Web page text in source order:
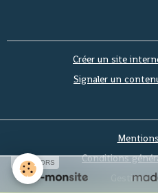
Créer un site
Signaler un
Conditions
Gestion
SPONSORS